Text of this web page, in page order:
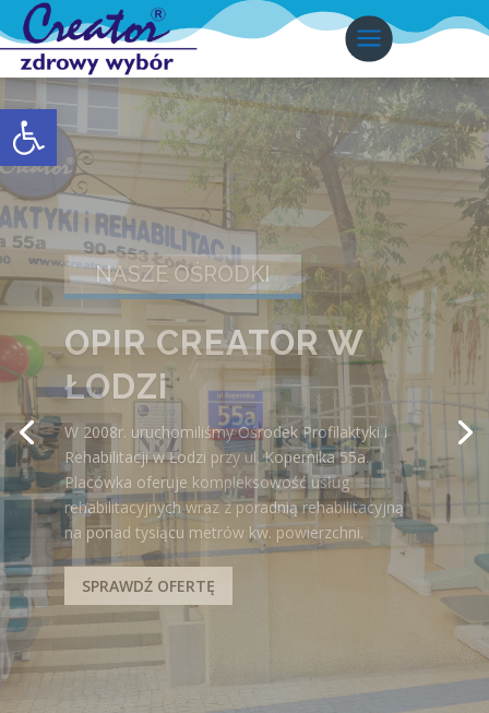
Otwórz pasek narzędzi
NASZE OŚRODKI
OPIR CREATOR W
ŁODZI
W 2008r. uruchomiliśmy Ośrodek Profilaktyki i
Rehabilitacji w Łodzi przy ul. Kopernika 55a.
Placówka oferuje kompleksowość usług
rehabilitacyjnych wraz z poradnią rehabilitacyjną
na ponad tysiącu metrów kw. powierzchni.
SPRAWDŹ OFERTĘ